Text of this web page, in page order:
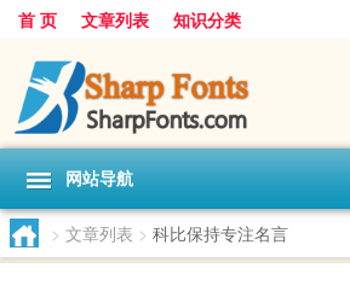
首 页 文章列表 知识分类
网站导航
> 文章列表 > 科比保持专注名言